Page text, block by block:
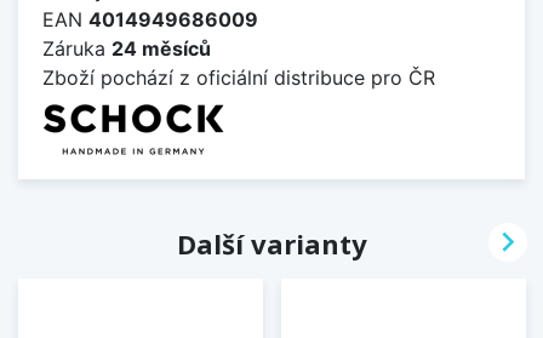
EAN 4014949686009
Záruka 24 měsíců
Zboží pochází z oficiální distribuce pro ČR
Další varianty 